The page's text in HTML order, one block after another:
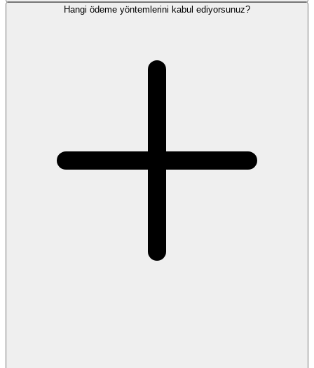
Hangi ödeme yöntemlerini kabul ediyorsunuz?